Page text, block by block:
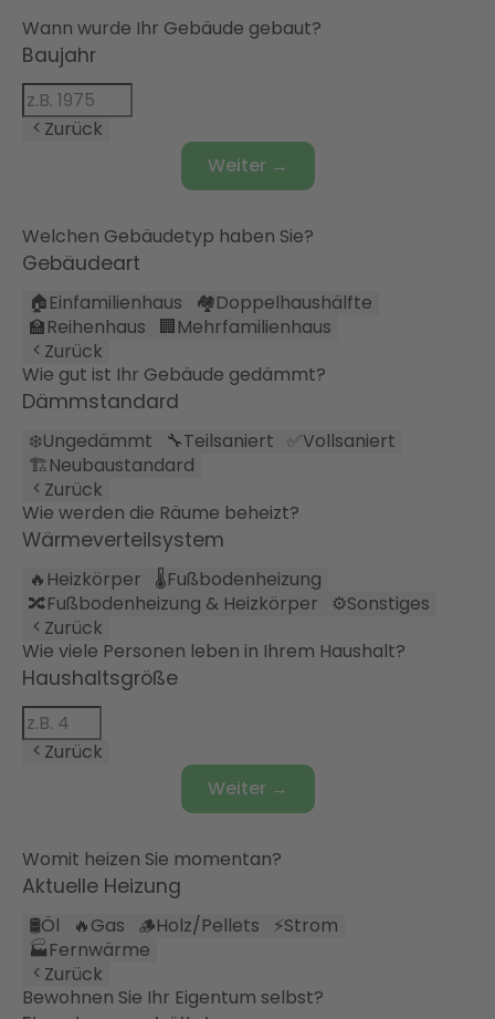
Wann wurde Ihr Gebäude gebaut?
Baujahr
Zurück
Weiter →
Welchen Gebäudetyp haben Sie?
Gebäudeart
🏠Einfamilienhaus 🏘️Doppelhaushälfte
🏫Reihenhaus 🏢Mehrfamilienhaus
Zurück
Wie gut ist Ihr Gebäude gedämmt?
Dämmstandard
❄️Ungedämmt 🔧Teilsaniert ✅Vollsaniert
🏗️Neubaustandard
Zurück
Wie werden die Räume beheizt?
Wärmeverteilsystem
🔥 Heizkörper 🌡️Fußbodenheizung
🔀Fußbodenheizung & Heizkörper ⚙️Sonstiges
Zurück
Wie viele Personen leben in Ihrem Haushalt?
Haushaltsgröße
Zurück
Weiter →
Womit heizen Sie momentan?
Aktuelle Heizung
🛢️Öl 🔥Gas 🪵Holz/Pellets ⚡Strom
🏭Fernwärme
Zurück
Bewohnen Sie Ihr Eigentum selbst?